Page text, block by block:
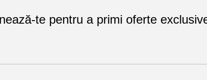
te pentru a primi oferte